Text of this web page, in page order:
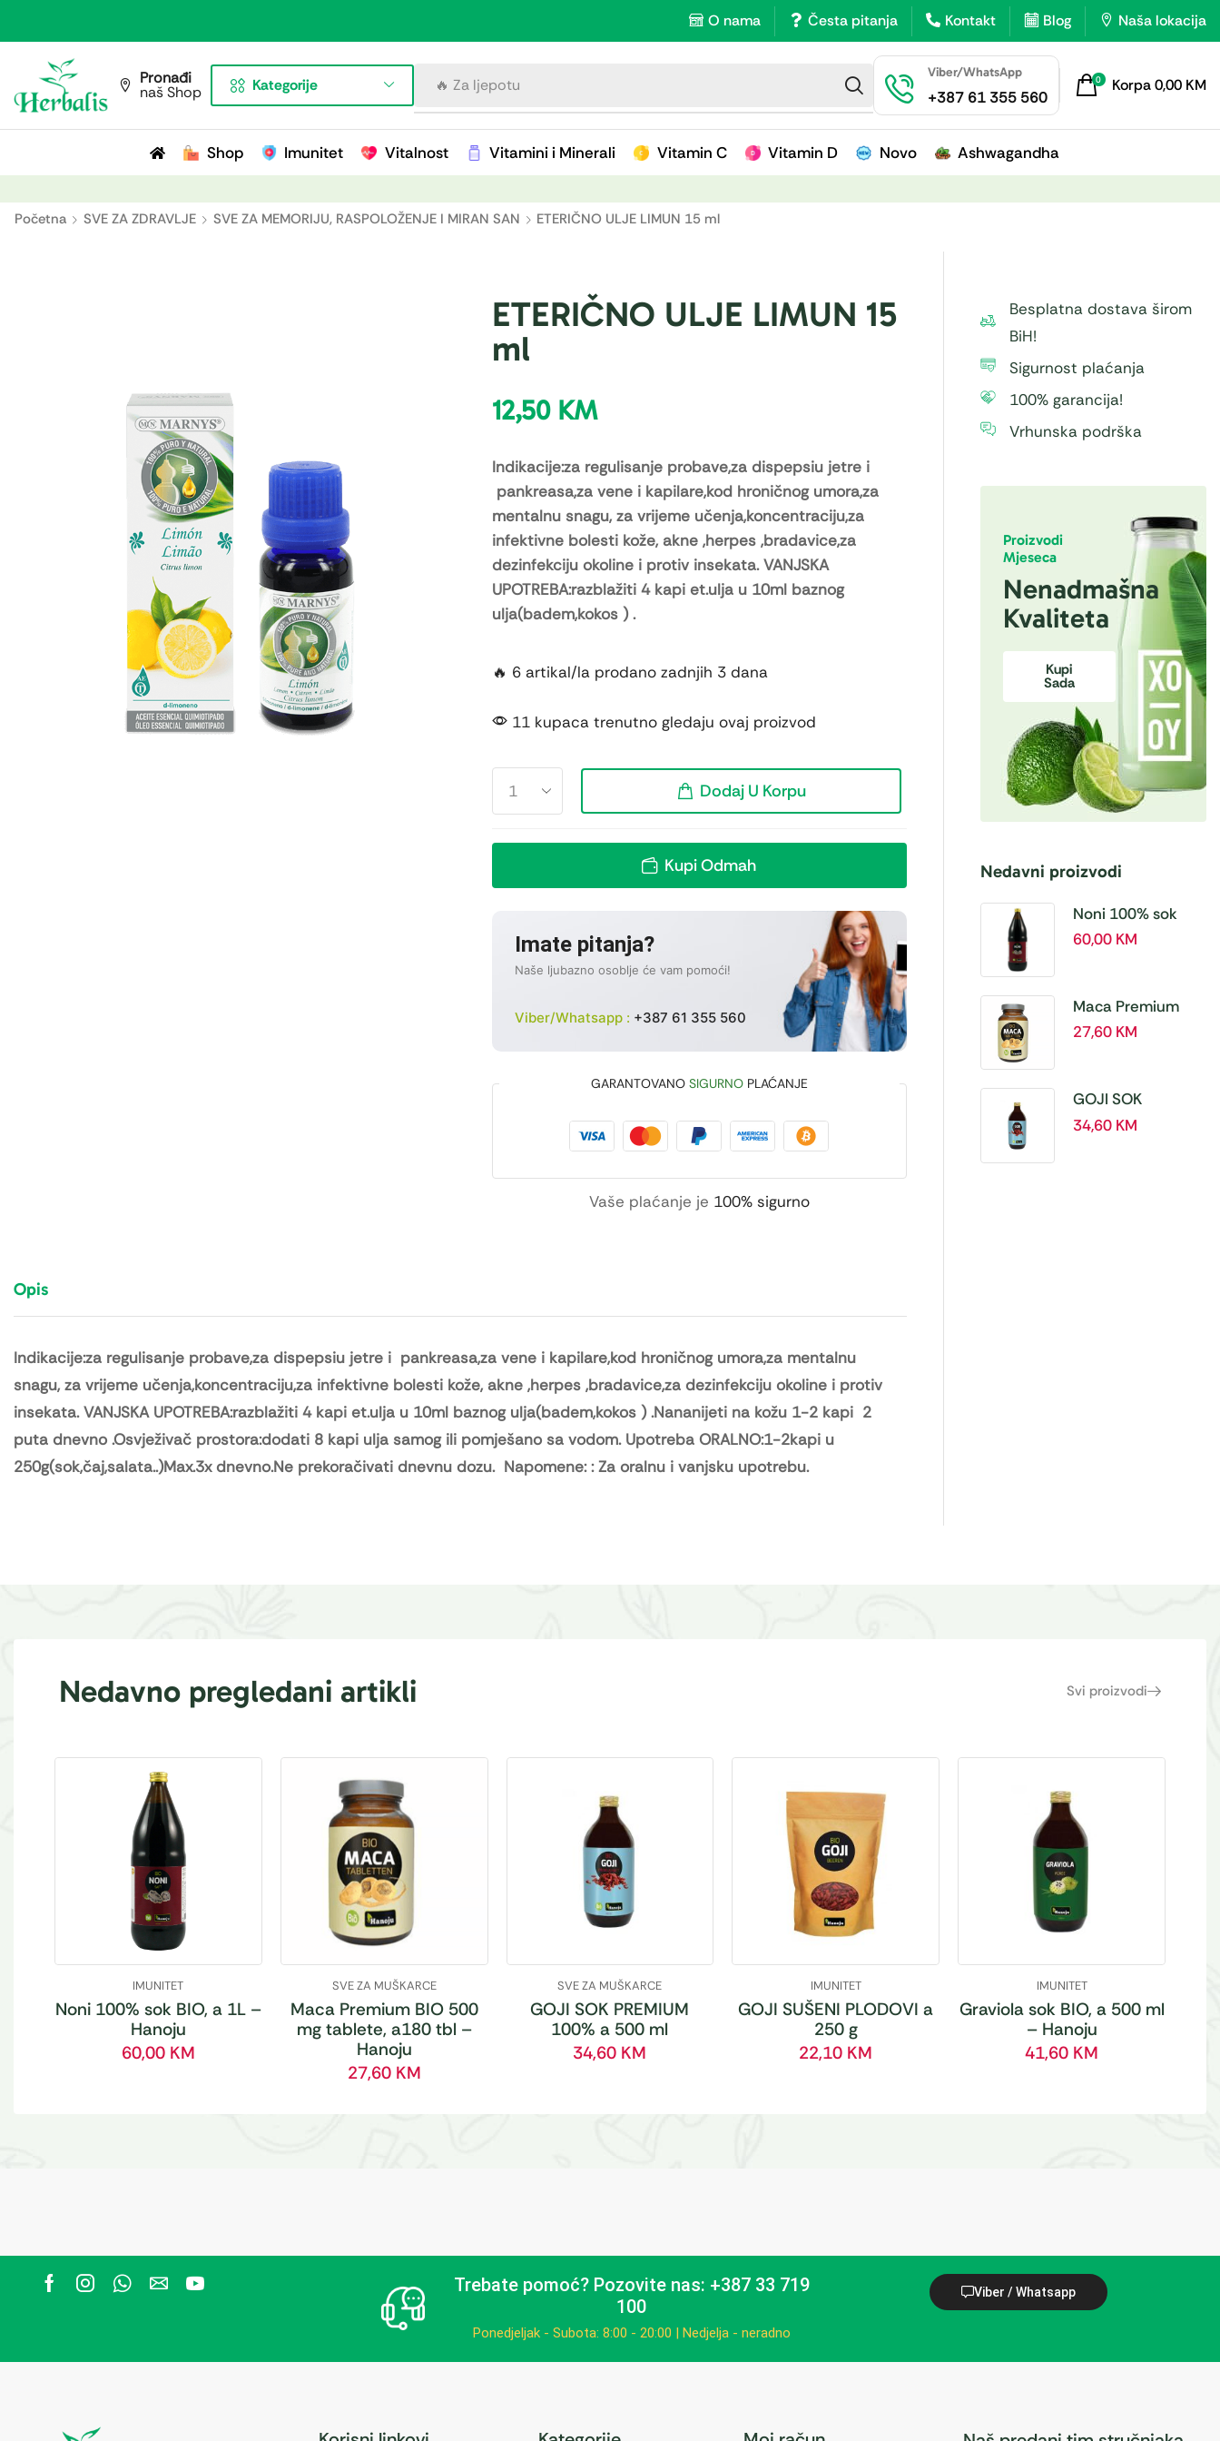
O nama Česta pitanja Kontakt Blog Naša lokacija
Pronađi
naš Shop Kategorije 🔥 Za imunitet
Viber/WhatsApp
+387 61 355 560
0 Korpa0,00 KM
Shop Imunitet Vitalnost Vitamini i Minerali Vitamin C Vitamin D Novo Ashwagandha
Početna SVE ZA ZDRAVLJE SVE ZA MEMORIJU, RASPOLOŽENJE I MIRAN SAN ETERIČNO ULJE LIMUN 15 ml
ETERIČNO ULJE LIMUN 15
ml
12,50 KM
Indikacije:za regulisanje probave,za dispepsiu jetre i
pankreasa,za vene i kapilare,kod hroničnog umora,za
mentalnu snagu, za vrijeme učenja,koncentraciju,za
infektivne bolesti kože, akne ,herpes ,bradavice,za
dezinfekciju okoline i protiv insekata. VANJSKA
UPOTREBA:razblažiti 4 kapi et.ulja u 10ml baznog
ulja(badem,kokos ) .
🔥 6 artikal/la prodano zadnjih 3 dana
11 kupaca trenutno gledaju ovaj proizvod
Dodaj U Korpu
Kupi Odmah
Imate pitanja?
Naše ljubazno osoblje će vam pomoći!
Viber/Whatsapp : +387 61 355 560
GARANTOVANO SIGURNOPLAĆANJE
Vaše plaćanje je 100% sigurno
Opis
Indikacije:za regulisanje probave,za dispepsiu jetre i pankreasa,za vene i kapilare,kod hroničnog umora,za mentalnu
snagu, za vrijeme učenja,koncentraciju,za infektivne bolesti kože, akne ,herpes ,bradavice,za dezinfekciju okoline i protiv
insekata. VANJSKA UPOTREBA:razblažiti 4 kapi et.ulja u 10ml baznog ulja(badem,kokos ) .Nananijeti na kožu 1-2 kapi 2
puta dnevno .Osvježivač prostora:dodati 8 kapi ulja samog ili pomješano sa vodom. Upotreba ORALNO:1-2kapi u
250g(sok,čaj,salata..)Max.3x dnevno.Ne prekoračivati dnevnu dozu. Napomene: : Za oralnu i vanjsku upotrebu.
Besplatna dostava širom
BiH!
Sigurnost plaćanja
100% garancija!
Vrhunska podrška
Proizvodi
Mjeseca
Nenadmašna
Kvaliteta
Kupi
Sada
Nedavni proizvodi
Noni 100% sok
BIO, a 1L – Hanoju
60,00 KM
Maca Premium
BIO 500 mg
27,60 KM
GOJI SOK
PREMIUM 100% a
34,60 KM
Nedavno pregledani artikli Svi proizvodi
IMUNITET
Noni 100% sok BIO, a 1L –
Hanoju
60,00 KM
SVE ZA MUŠKARCE
Maca Premium BIO 500
mg tablete, a180 tbl –
Hanoju
27,60 KM
SVE ZA MUŠKARCE
GOJI SOK PREMIUM
100% a 500 ml
34,60 KM
IMUNITET
GOJI SUŠENI PLODOVI a
250 g
22,10 KM
IMUNITET
Graviola sok BIO, a 500 ml
– Hanoju
41,60 KM
Trebate pomoć?Pozovite nas: +387 33 719
100
Ponedjeljak - Subota: 8:00 - 20:00 | Nedjelja - neradno
Viber / Whatsapp